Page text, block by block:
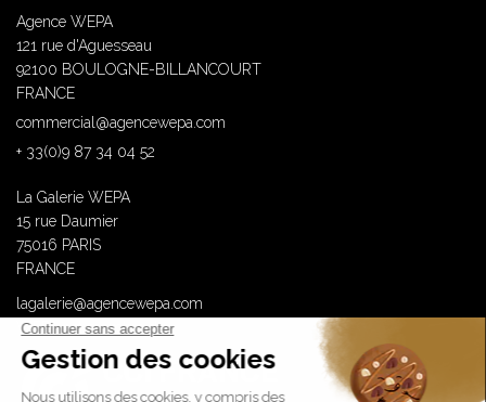
Agence WEPA
121 rue d'Aguesseau
92100 BOULOGNE-BILLANCOURT
FRANCE
commercial@agencewepa.com
+ 33(0)9 87 34 04 52
La Galerie WEPA
15 rue Daumier
75016 PARIS
FRANCE
lagalerie@agencewepa.com
WEPA est membre de